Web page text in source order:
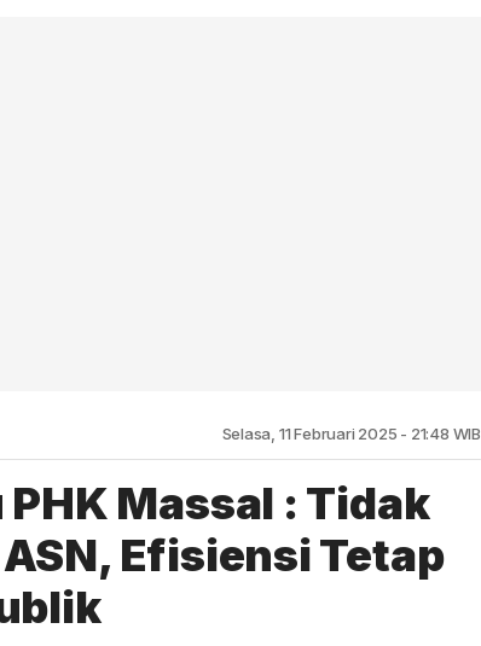
Selasa, 11 Februari 2025 - 21:48 WIB
Massal : Tidak
Efisiensi Tetap